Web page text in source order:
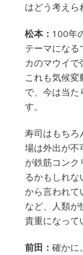
はどう考えら
松本： 100年
テーマになる
カのマウイで
これも気候
で、今は当た
す。
寿司はもちろ
場は外出が不
が鉄筋コンク
るかもしれな
から言われて
など、人類が
貴重になって
前田： 確かに